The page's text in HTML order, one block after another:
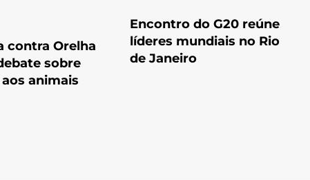
contra Orelha
sobre
animais
Encontro do G20 reúne
líderes mundiais no Rio
de Janeiro